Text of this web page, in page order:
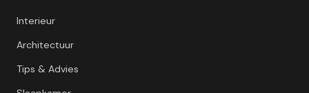
Interieur
Architectuur
Tips & Advies